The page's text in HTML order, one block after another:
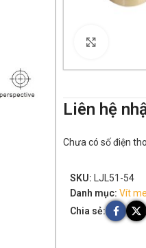
Liên hệ
Chưa có số điện
SKU:
LJL51-54
Danh mục: Vít
Chia sẻ: